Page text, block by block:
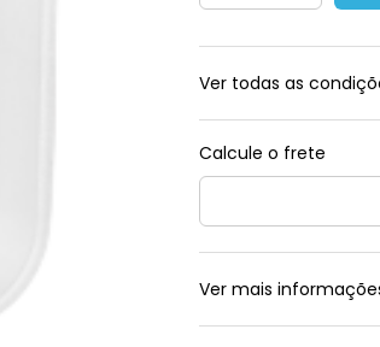
Ver todas as
Ver mais